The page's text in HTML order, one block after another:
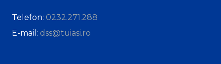
Telefon: 0232.271.288
E-mail: dss@tuiasi.ro